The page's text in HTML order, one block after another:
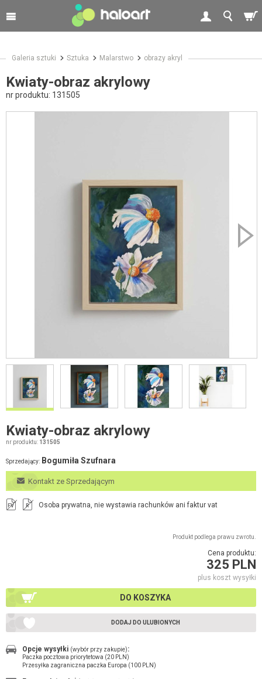
Galeria sztuki Sztuka Malarstwo obrazy akryl
Kwiaty-obraz akrylowy
nr produktu: 131505
Kwiaty-obraz akrylowy
nr produktu: 131505
Sprzedający: Bogumiła Szufnara
Kontakt ze Sprzedającym
FV R Osoba prywatna, nie wystawia rachunków ani faktur vat
Produkt podlega prawu zwrotu.
Cena produktu:
325 PLN
plus koszt wysyłki
DO KOSZYKA
DODAJ DO ULUBIONYCH
Opcje wysyłki (wybór przy zakupie):
Paczka pocztowa priorytetowa (20 PLN)
Przesyłka zagraniczna paczka Europa (100 PLN)